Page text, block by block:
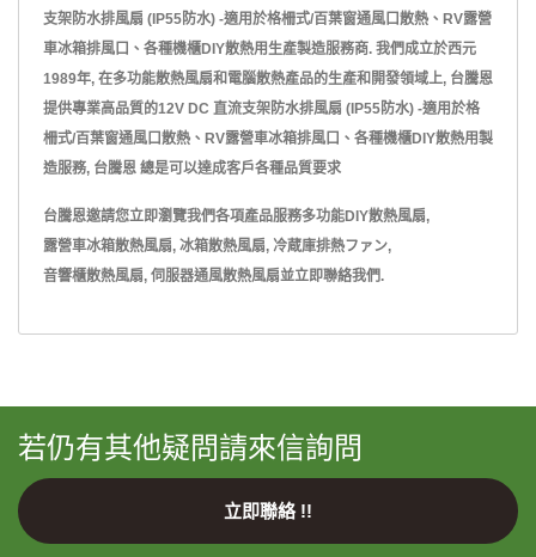
支架防水排風扇 (IP55防水) -適用於格柵式/百葉窗通風口散熱、RV露營
車冰箱排風口、各種機櫃DIY散熱用生產製造服務商. 我們成立於西元
1989年, 在多功能散熱風扇和電腦散熱產品的生產和開發領域上, 台騰恩
提供專業高品質的12V DC 直流支架防水排風扇 (IP55防水) -適用於格
柵式/百葉窗通風口散熱、RV露營車冰箱排風口、各種機櫃DIY散熱用製
造服務, 台騰恩 總是可以達成客戶各種品質要求
台騰恩邀請您立即瀏覽我們各項產品服務多功能DIY散熱風扇,
露營車冰箱散熱風扇, 冰箱散熱風扇, 冷蔵庫排熱ファン,
音響櫃散熱風扇, 伺服器通風散熱風扇並立即聯絡我們.
若仍有其他疑問請來信詢問
立即聯絡 !!